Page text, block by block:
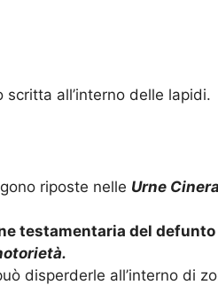
all’interno delle lapidi.
riposte nelle Urne
testamentaria del defunto
disperderle all’interno di